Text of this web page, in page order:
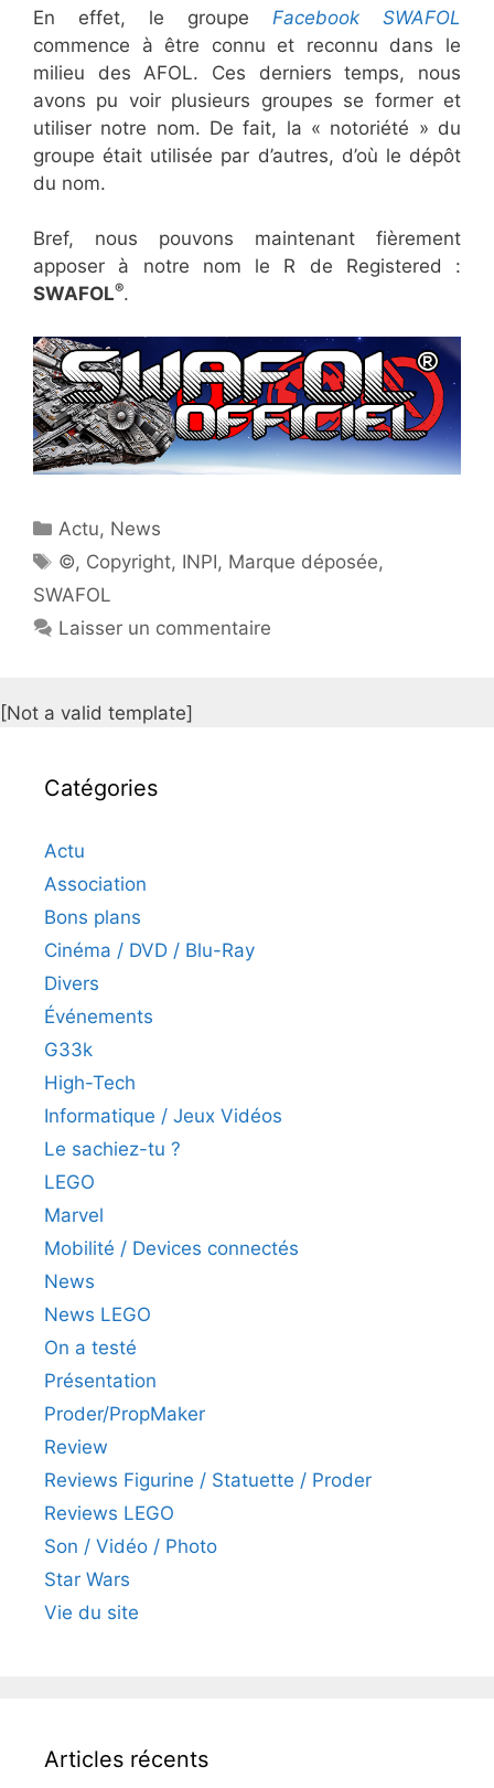
En effet, le groupe Facebook SWAFOL
commence à être connu et reconnu dans le
milieu des AFOL. Ces derniers temps, nous
avons pu voir plusieurs groupes se former et
utiliser notre nom. De fait, la « notoriété » du
groupe était utilisée par d’autres, d’où le dépôt
du nom.
Bref, nous pouvons maintenant fièrement
apposer à notre nom le R de Registered :
SWAFOL®.
Catégories
Actu, News
Étiquettes
©, Copyright, INPI, Marque déposée,
SWAFOL
Laisser un commentaire
[Not a valid template]
Catégories
Actu
Association
Bons plans
Cinéma / DVD / Blu-Ray
Divers
Événements
G33k
High-Tech
Informatique / Jeux Vidéos
Le sachiez-tu ?
LEGO
Marvel
Mobilité / Devices connectés
News
News LEGO
On a testé
Présentation
Proder/PropMaker
Review
Reviews Figurine / Statuette / Proder
Reviews LEGO
Son / Vidéo / Photo
Star Wars
Vie du site
Articles récents